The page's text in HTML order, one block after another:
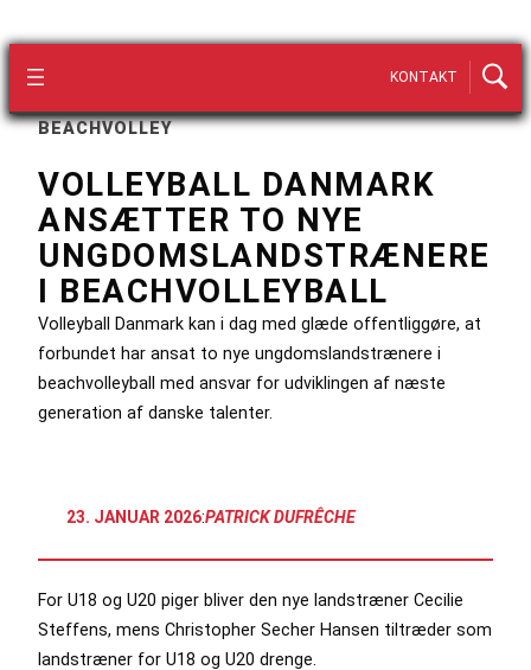
KONTAKT
BEACHVOLLEY
VOLLEYBALL DANMARK
ANSÆTTER TO NYE
UNGDOMSLANDSTRÆNERE
I BEACHVOLLEYBALL
Volleyball Danmark kan i dag med glæde offentliggøre, at
forbundet har ansat to nye ungdomslandstrænere i
beachvolleyball med ansvar for udviklingen af næste
generation af danske talenter.
23. JANUAR 2026:PATRICK DUFRÊCHE
For U18 og U20 piger bliver den nye landstræner Cecilie
Steffens, mens Christopher Secher Hansen tiltræder som
landstræner for U18 og U20 drenge.